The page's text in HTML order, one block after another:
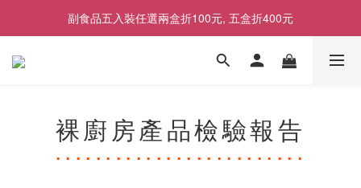
2026商品售價調整公告｜9月1日起適用
副食品五入裝任選兩盒折100元, 五盒折400元
2026商品售價調整公告｜9月1日起適用
裸廚房產品檢驗報告
.........................